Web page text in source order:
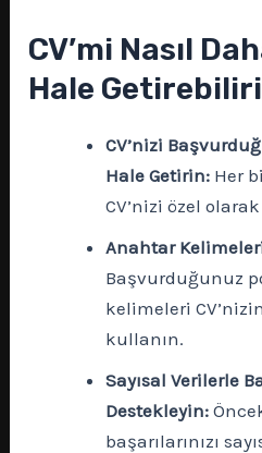
CV’mi Nasıl
Hale
CV’nizi
Hale Getirin: Her
CV’nizi özel
Anahtar
Başvurduğunuz
kelimeleri
kullanın.
Sayısal Verilerle
Destekleyin:
başarılarınızı